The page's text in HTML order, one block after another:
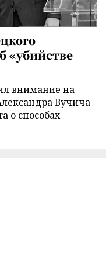
«убийстве
внимание на
Вучича
о способах